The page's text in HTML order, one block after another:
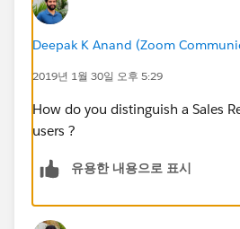
Deepak K Anand (‎‎‎‎‎‎Zoom
2019년 1월 30일 오후 5:29
How do you distinguish a Sales
users ?
유용한 내용으로 표시